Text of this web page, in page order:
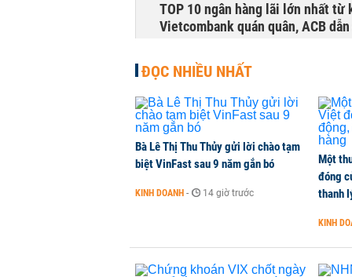
TOP 10 ngân hàng lãi lớn nhất từ
Vietcombank quán quân, ACB
Vì sao bỗng dưng đứng tên doanh
KINH DOANH 1 phút trước
Thuế mới của Mỹ tạo thêm sức
Sau tháng 7 bán ròng hơn
đồng
CHỨNG KHOÁN - 1 phút trước
ĐỌC NHIỀU NHẤT
Bà Lê Thị Thu Thủy gửi lời chào tạm
biệt VinFast sau 9 năm gắn bó
KINH DOANH - 14 giờ trước
Một
đóng
thanh
KINH